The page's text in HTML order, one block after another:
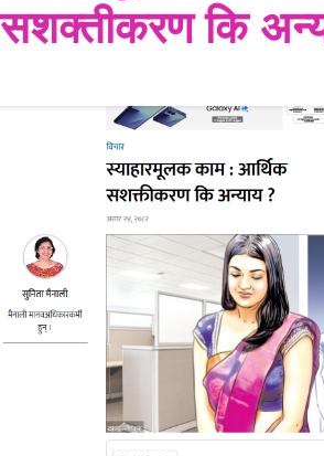
सशक्तीकरण कि